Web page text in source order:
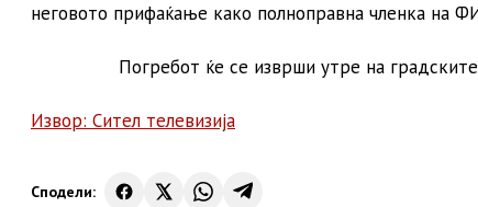
неговото прифаќање како полноправна членка на
Погребот ќе се изврши утре на градските
Извор: Сител телевизија
Сподели: